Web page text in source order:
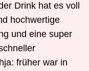
Drink hat es voll
hochwertige
und eine super
früher war in